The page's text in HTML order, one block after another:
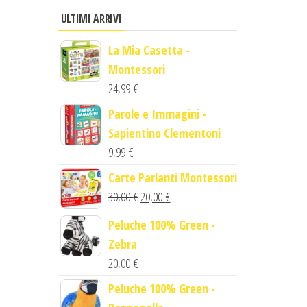
ULTIMI ARRIVI
La Mia Casetta -
Montessori
24,99 €
Parole e Immagini -
Sapientino Clementoni
9,99 €
Carte Parlanti Montessori
30,00€Il
originale
20,00 €Il
attuale
Peluche 100% Green -
Zebra
20,00 €
Peluche 100% Green -